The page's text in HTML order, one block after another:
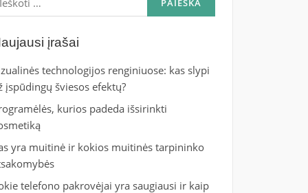
įrašai
technologijos renginiuose: kas slypi
įspūdingų šviesos efektų?
kurios padeda išsirinkti
yra muitinė ir kokios muitinės tarpininko
telefono pakrovėjai yra saugiausi ir kaip